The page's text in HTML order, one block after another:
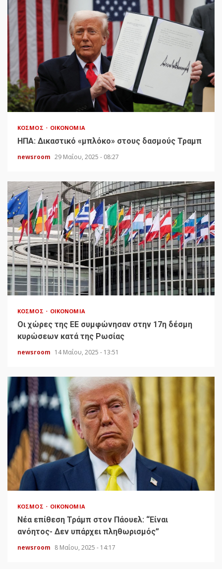
ΚΌΣΜΟΣ ΟΙΚΟΝΟΜΊΑ
HΠΑ: Δικαστικό «μπλόκο» στους δασμούς Τραμπ
newsroom 29 Μαΐου, 2025 - 08:27
ΚΌΣΜΟΣ ΟΙΚΟΝΟΜΊΑ
Οι χώρες της ΕΕ συμφώνησαν στην 17η δέσμη
κυρώσεων κατά της Ρωσίας
newsroom 14 Μαΐου, 2025 - 13:51
ΚΌΣΜΟΣ ΟΙΚΟΝΟΜΊΑ
Νέα επίθεση Τράμπ στον Πάουελ: “Είναι
ανόητος- Δεν υπάρχει πληθωρισμός”
newsroom 8 Μαΐου, 2025 - 14:17